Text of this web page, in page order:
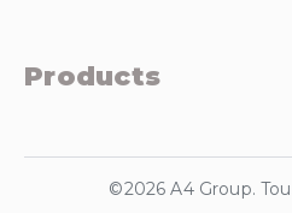
Products
©2026 A4 Group.